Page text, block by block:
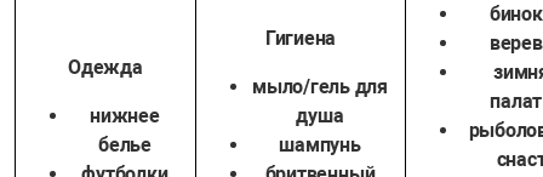
Одежда
нижнее
белье
Гигиена
мыло/гель для
душа
шампунь